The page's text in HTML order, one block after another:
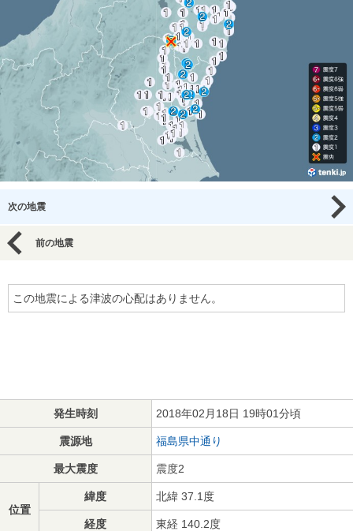
次の地震
前の地震
この地震による津波の心配はありません。
発生時刻 2018年02月18日 19時01分頃
震源地 福島県中通り
最大震度 震度2
位置
緯度 北緯 37.1度
経度 東経 140.2度